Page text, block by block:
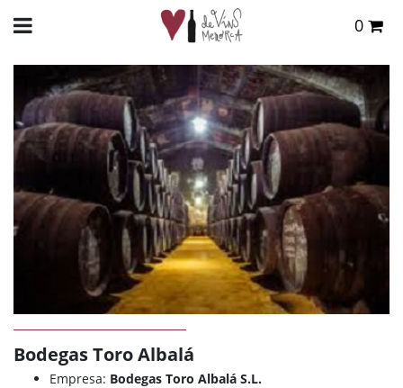
0
VER CESTA
Bodegas Toro Albalá
Empresa: Bodegas Toro Albalá S.L.